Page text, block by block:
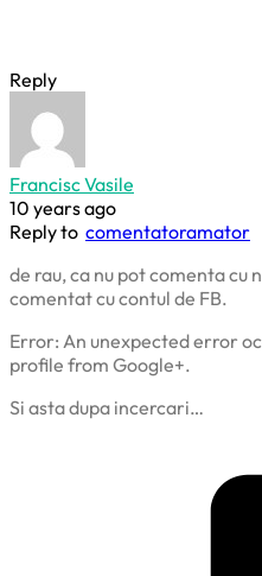
Reply
Francisc Vasile
10 years ago
Reply to comentatoramator
de rau, ca nu pot comenta cu
comentat cu contul de FB.
Error: An unexpected error
profile from Google+.
Si asta dupa incercari…